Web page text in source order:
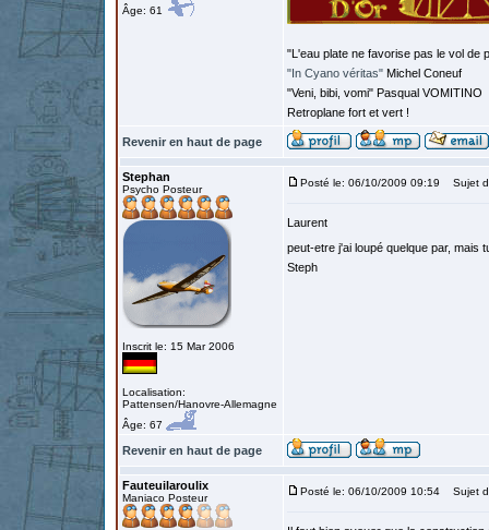
Âge: 61
"L'eau plate ne favorise pas le vol de
"In Cyano véritas" Michel Coneuf
"Veni, bibi, vomi" Pasqual VOMITINO
Retroplane fort et vert !
Revenir en haut de page
Stephan
Psycho Posteur
Inscrit le: 15 Mar 2006
Localisation:
Pattensen/Hanovre-Allemagne
Âge: 67
Posté le: 06/10/2009 09:19 Sujet
Laurent
peut-etre j'ai loupé quelque par, mais
Steph
Revenir en haut de page
Fauteuilaroulix
Maniaco Posteur
Posté le: 06/10/2009 10:54 Sujet